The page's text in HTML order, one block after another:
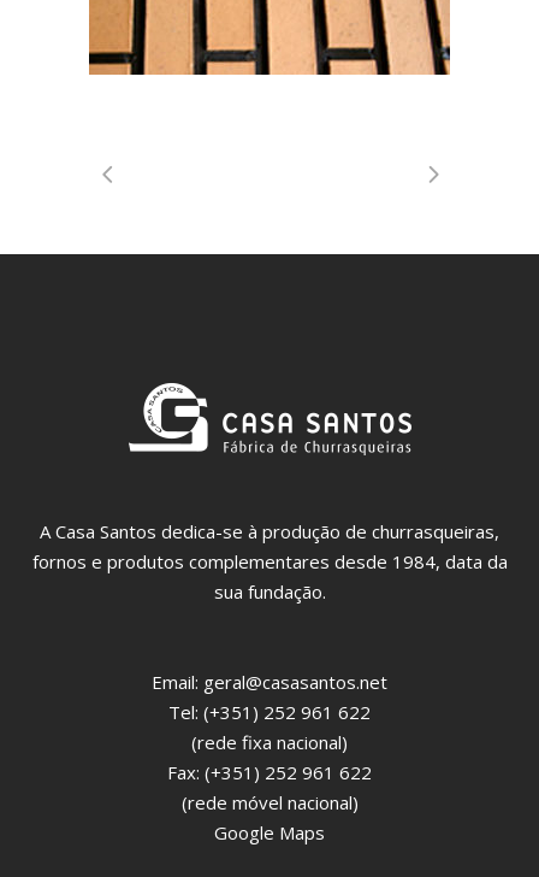
A Casa Santos dedica-se à produção de churrasqueiras,
fornos e produtos complementares desde 1984, data da
sua fundação.
Email: geral@casasantos.net
Tel: (+351) 252 961 622
(rede fixa nacional)
Fax: (+351) 252 961 622
(rede móvel nacional)
Google Maps